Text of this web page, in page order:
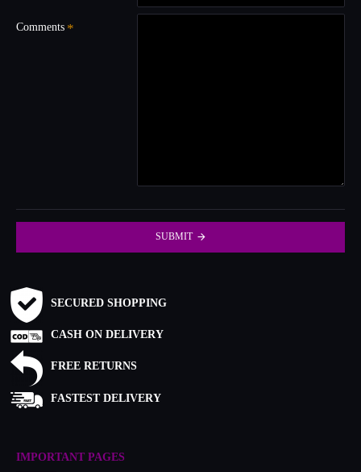
Comments
SUBMIT
SECURED SHOPPING
CASH ON DELIVERY
FREE RETURNS
FASTEST DELIVERY
IMPORTANT PAGES